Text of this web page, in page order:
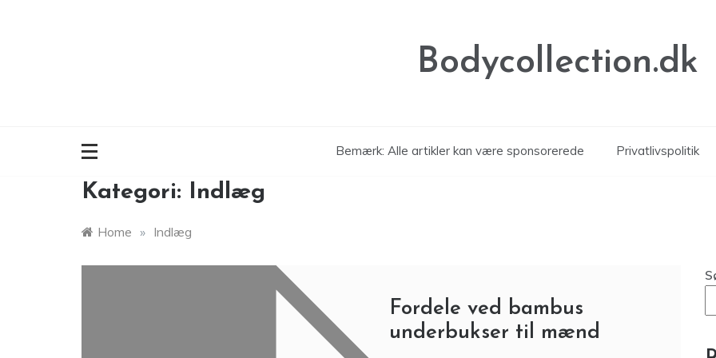
Bodycollection.dk
Bemærk: Alle artikler kan være sponsorerede Privatlivspolitik
Kategori: Indlæg
Home » Indlæg
Fordele ved bambus
underbukser til mænd